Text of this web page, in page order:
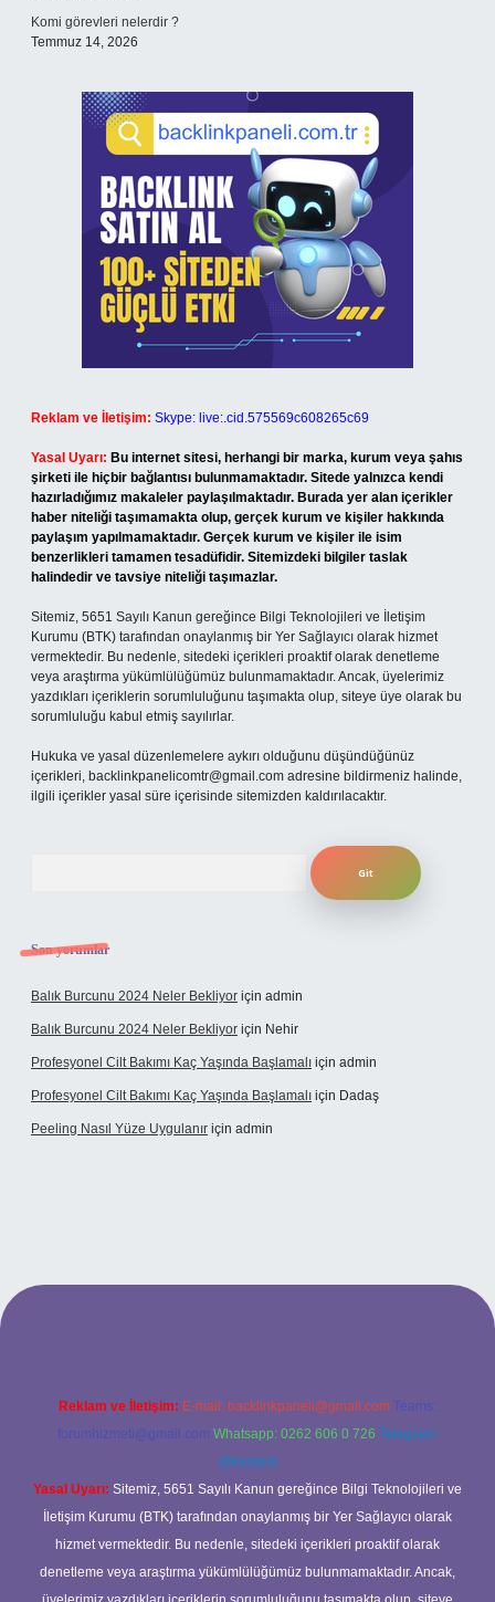
Komi görevleri nelerdir ?
Temmuz 14, 2026
Reklam ve İletişim: Skype: live:.cid.575569c608265c69
Yasal Uyarı: Bu internet sitesi, herhangi bir marka, kurum veya şahıs
şirketi ile hiçbir bağlantısı bulunmamaktadır. Sitede yalnızca kendi
hazırladığımız makaleler paylaşılmaktadır. Burada yer alan içerikler
haber niteliği taşımamakta olup, gerçek kurum ve kişiler hakkında
paylaşım yapılmamaktadır. Gerçek kurum ve kişiler ile isim
benzerlikleri tamamen tesadüfidir. Sitemizdeki bilgiler taslak
halindedir ve tavsiye niteliği taşımazlar.
Sitemiz, 5651 Sayılı Kanun gereğince Bilgi Teknolojileri ve İletişim
Kurumu (BTK) tarafından onaylanmış bir Yer Sağlayıcı olarak hizmet
vermektedir. Bu nedenle, sitedeki içerikleri proaktif olarak denetleme
veya araştırma yükümlülüğümüz bulunmamaktadır. Ancak, üyelerimiz
yazdıkları içeriklerin sorumluluğunu taşımakta olup, siteye üye olarak bu
sorumluluğu kabul etmiş sayılırlar.
Hukuka ve yasal düzenlemelere aykırı olduğunu düşündüğünüz
içerikleri, backlinkpanelicomtr@gmail.com adresine bildirmeniz halinde,
ilgili içerikler yasal süre içerisinde sitemizden kaldırılacaktır.
Son yorumlar
Balık Burcunu 2024 Neler Bekliyor için admin
Balık Burcunu 2024 Neler Bekliyor için Nehir
Profesyonel Cilt Bakımı Kaç Yaşında Başlamalı için admin
Profesyonel Cilt Bakımı Kaç Yaşında Başlamalı için Dadaş
Peeling Nasıl Yüze Uygulanır için admin
Reklam ve İletişim: E-mail: backlinkpaneli@gmail.com Teams:
forumhizmeti@gmail.com Whatsapp: 0262 606 0 726 Telegram:
@karabul
Yasal Uyarı: Sitemiz, 5651 Sayılı Kanun gereğince Bilgi Teknolojileri ve
İletişim Kurumu (BTK) tarafından onaylanmış bir Yer Sağlayıcı olarak
hizmet vermektedir. Bu nedenle, sitedeki içerikleri proaktif olarak
denetleme veya araştırma yükümlülüğümüz bulunmamaktadır. Ancak,